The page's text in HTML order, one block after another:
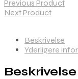
Previous Product
Next Product
Beskrivelse
Yderligere
Beskrivelse